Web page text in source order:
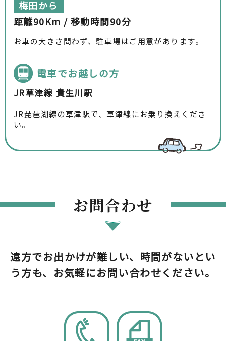
梅田から
距離90Km / 移動時間90分
お車の大きさ問わず、駐車場はご用意があります。
電車でお越しの方
JR草津線 貴生川駅
JR琵琶湖線の草津駅で、草津線にお乗り換えくださ
い。
お問合わせ
遠方でお出かけが難しい、時間がないとい
う方も、お気軽にお問い合わせください。